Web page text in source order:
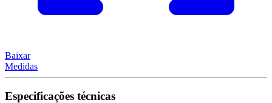
Baixar
Medidas
Especificações técnicas